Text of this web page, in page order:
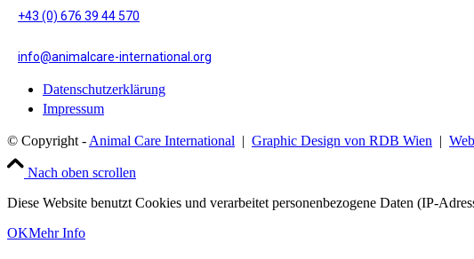
+43 (0) 676 39 44 570
info@animalcare-international.org
Datenschutzerklärung
Impressum
© Copyright -Animal Care International | Graphic Design von RDB Wien |
Nach oben scrollen
Diese Website benutzt Cookies und verarbeitet personenbezogene Daten (IP-
OKMehr Info